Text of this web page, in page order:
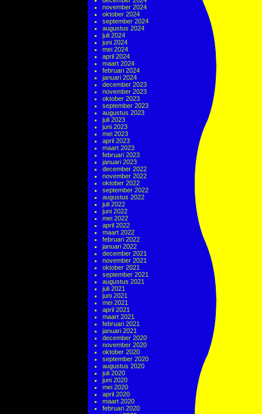
november 2024
oktober 2024
september 2024
augustus 2024
juli 2024
juni 2024
mei 2024
april 2024
maart 2024
februari 2024
januari 2024
december 2023
november 2023
oktober 2023
september 2023
augustus 2023
juli 2023
juni 2023
mei 2023
april 2023
maart 2023
februari 2023
januari 2023
december 2022
november 2022
oktober 2022
september 2022
augustus 2022
juli 2022
juni 2022
mei 2022
april 2022
maart 2022
februari 2022
januari 2022
december 2021
november 2021
oktober 2021
september 2021
augustus 2021
juli 2021
juni 2021
mei 2021
april 2021
maart 2021
februari 2021
januari 2021
december 2020
november 2020
oktober 2020
september 2020
augustus 2020
juli 2020
juni 2020
mei 2020
april 2020
maart 2020
februari 2020